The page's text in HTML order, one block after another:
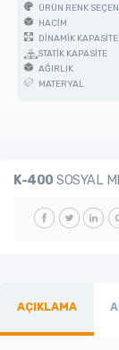
ÜRÜN RENK
HACİM
DİNAMİK KAPASİTE
STATİK KAPASİTE
AĞIRLIK
MATERYAL
K-400 SOSYAL
AÇIKLAMA